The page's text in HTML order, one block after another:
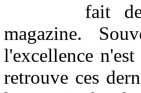
fait
magazine.
l'excellence
retrouve ces